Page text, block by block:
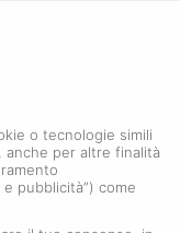
o tecnologie simili
per altre finalità
pubblicità”) come